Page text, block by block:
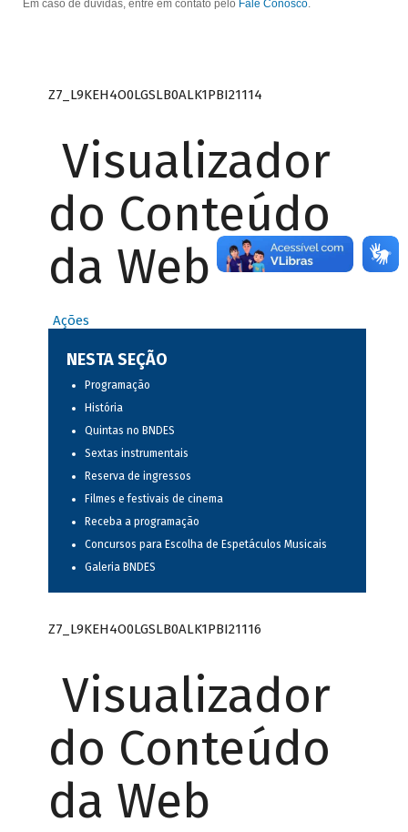
Em caso de dúvidas, entre em contato pelo Fale Conosco.
Z7_L9KEH4O0LGSLB0ALK1PBI21114
Visualizador
do Conteúdo
da Web
Ações
NESTA SEÇÃO
Programação
História
Quintas no BNDES
Sextas instrumentais
Reserva de ingressos
Filmes e festivais de cinema
Receba a programação
Concursos para Escolha de Espetáculos Musicais
Galeria BNDES
Z7_L9KEH4O0LGSLB0ALK1PBI21116
Visualizador
do Conteúdo
da Web